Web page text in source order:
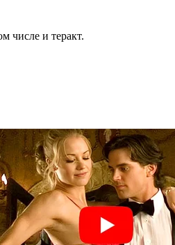
числе и теракт.